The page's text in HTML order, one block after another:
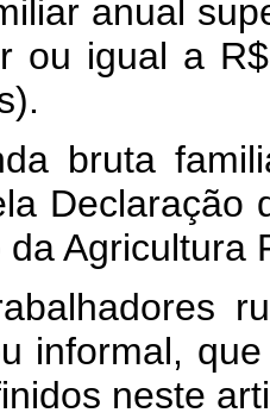
anual
ou igual a
bruta
Declaração
Agricultura
informal,
neste